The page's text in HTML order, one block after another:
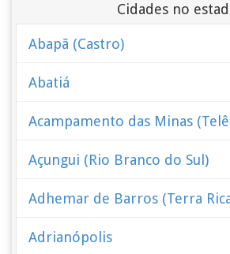
Cidades no
Abapã (Castro)
Abatiá
Acampamento das Minas
Açungui (Rio Branco do Sul)
Adhemar de Barros (Terra
Adrianópolis